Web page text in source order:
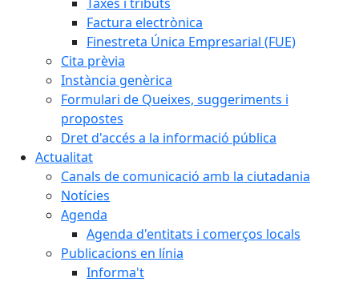
Factura electrònica
Finestreta Única Empresarial (FUE)
Cita prèvia
Instància genèrica
Formulari de Queixes, suggeriments i
propostes
Dret d'accés a la informació pública
Actualitat
Canals de comunicació amb la ciutadania
Notícies
Agenda
Agenda d'entitats i comerços locals
Publicacions en línia
Informa't